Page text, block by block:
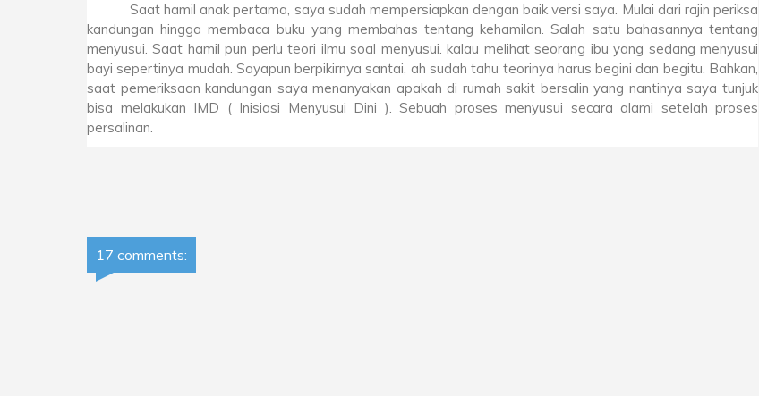
Saat hamil anak pertama, saya sudah mempersiapkan dengan baik versi saya. Mulai dari rajin periksa
kandungan hingga membaca buku yang membahas tentang kehamilan. Salah satu bahasannya tentang
menyusui. Saat hamil pun perlu teori ilmu soal menyusui. kalau melihat seorang ibu yang sedang menyusui
bayi sepertinya mudah. Sayapun berpikirnya santai, ah sudah tahu teorinya harus begini dan begitu. Bahkan,
saat pemeriksaan kandungan saya menanyakan apakah di rumah sakit bersalin yang nantinya saya tunjuk
bisa melakukan IMD ( Inisiasi Menyusui Dini ). Sebuah proses menyusui secara alami setelah proses
persalinan.
17 comments: